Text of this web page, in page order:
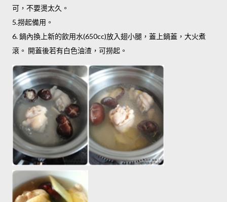
可，不要燙太久。
5.撈起備用。
6. 鍋內換上新的飲用水(650cc)放入翅小腿，蓋上鍋蓋，大火煮
滾。 開蓋後若有白色油渣，可撈起。